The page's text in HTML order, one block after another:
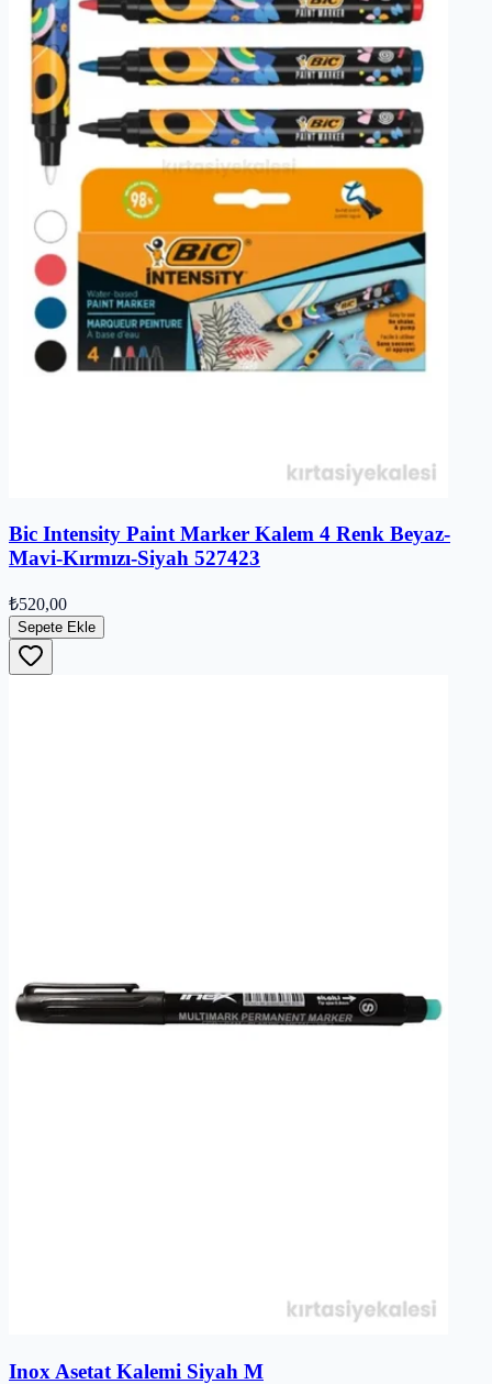
Bic Intensity Paint Marker Kalem 4 Renk Beyaz-
Mavi-Kırmızı-Siyah 527423
₺520,00
Sepete Ekle
Inox Asetat Kalemi Siyah M